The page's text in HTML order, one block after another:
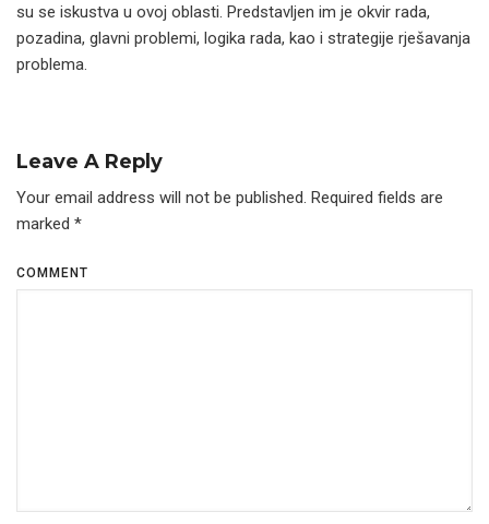
su se iskustva u ovoj oblasti. Predstavljen im je okvir rada,
pozadina, glavni problemi, logika rada, kao i strategije rješavanja
problema.
Leave A Reply
Your email address will not be published. Required fields are
marked *
COMMENT